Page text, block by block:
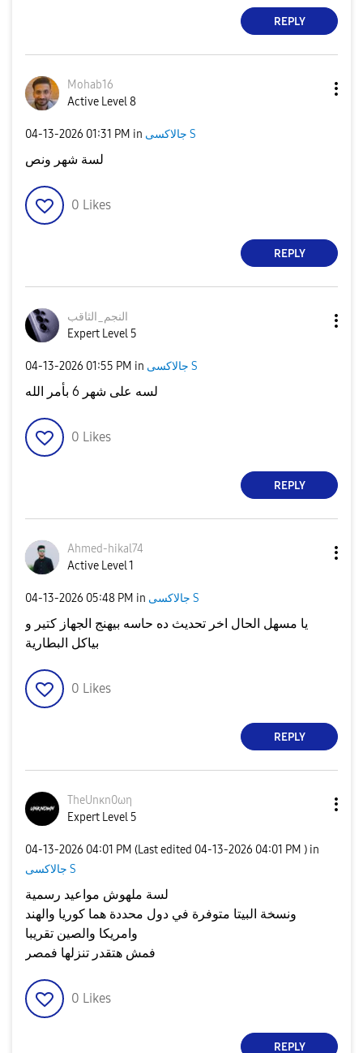
REPLY
Mohab16
Active Level 8
‎04-13-2026 01:31 PM in جالاكسى S
لسة شهر ونص
0 Likes
REPLY
النجم_الثاقب
Expert Level 5
‎04-13-2026 01:55 PM in جالاكسى S
لسه على شهر 6 بأمر الله
0 Likes
REPLY
Ahmed-hikal74
Active Level 1
‎04-13-2026 05:48 PM in جالاكسى S
يا مسهل الحال اخر تحديث ده حاسه بيهنج الجهاز كتير و
بياكل البطارية
0 Likes
REPLY
TheUnκn0ωη
Expert Level 5
‎04-13-2026 04:01 PM (Last edited ‎04-13-2026 04:01 PM ) in
جالاكسى S
لسة ملهوش مواعيد رسمية
ونسخة البيتا متوفرة في دول محددة هما كوريا والهند
وامريكا والصين تقريبا
فمش هتقدر تنزلها فمصر
0 Likes
REPLY